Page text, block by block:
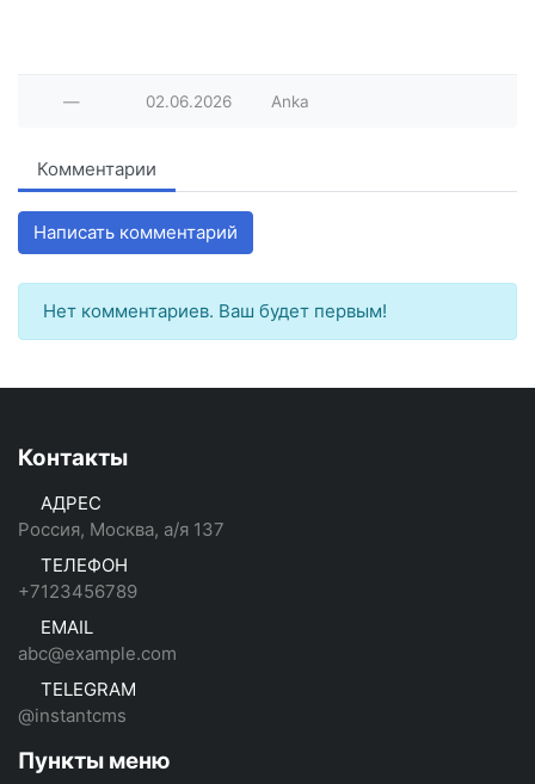
— 02.06.2026 Anka
Комментарии
Написать комментарий
Нет комментариев. Ваш будет первым!
Контакты
АДРЕС
Россия, Москва, а/я 137
ТЕЛЕФОН
+7123456789
EMAIL
abc@example.com
TELEGRAM
@instantcms
Пункты меню